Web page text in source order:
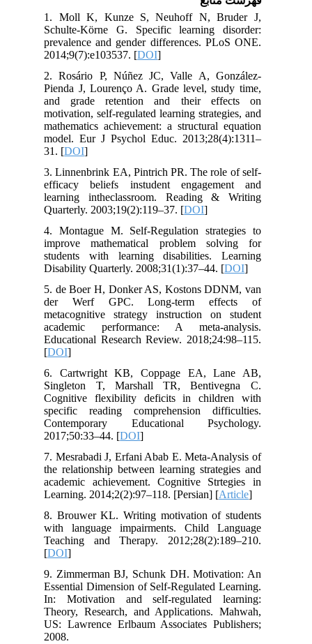
1. Moll K, Kunze S, Neuhoff N, Bruder J,
Schulte-Körne G. Specific learning disorder:
prevalence and gender differences. PLoS ONE.
2014;9(7):e103537. [DOI
2. Rosário P, Núñez JC, Valle A, González-
Pienda J, Lourenço A. Grade level, study time,
and grade retention and their effects on
motivation, self-regulated learning strategies, and
mathematics achievement: a structural equation
model. Eur J Psychol Educ. 2013;28(4):1311–
31. [DOI
3. Linnenbrink EA, Pintrich PR. The role of self-
efficacy beliefs instudent engagement and
learning intheclassroom. Reading & Writing
Quarterly. 2003;19(2):119–37. [DOI
4. Montague M. Self-Regulation strategies to
improve mathematical problem solving for
students with learning disabilities. Learning
Disability Quarterly. 2008;31(1):37–44. [DOI
5. de Boer H, Donker AS, Kostons DDNM, van
der Werf GPC. Long-term effects of
metacognitive strategy instruction on student
academic performance: A meta-analysis.
Educational Research Review. 2018;24:98–115.
[DOI
6. Cartwright KB, Coppage EA, Lane AB,
Singleton T, Marshall TR, Bentivegna C.
Cognitive flexibility deficits in children with
specific reading comprehension difficulties.
Contemporary Educational Psychology.
2017;50:33–44. [DOI
7. Mesrabadi J, Erfani Abab E. Meta-Analysis of
the relationship between learning strategies and
academic achievement. Cognitive Strtegies in
Learning. 2014;2(2):97–118. [Persian] [Article
8. Brouwer KL. Writing motivation of students
with language impairments. Child Language
Teaching and Therapy. 2012;28(2):189–210.
[DOI
9. Zimmerman BJ, Schunk DH. Motivation: An
Essential Dimension of Self-Regulated Learning.
In: Motivation and self-regulated learning:
Theory, Research, and Applications. Mahwah,
US: Lawrence Erlbaum Associates Publishers;
2008.